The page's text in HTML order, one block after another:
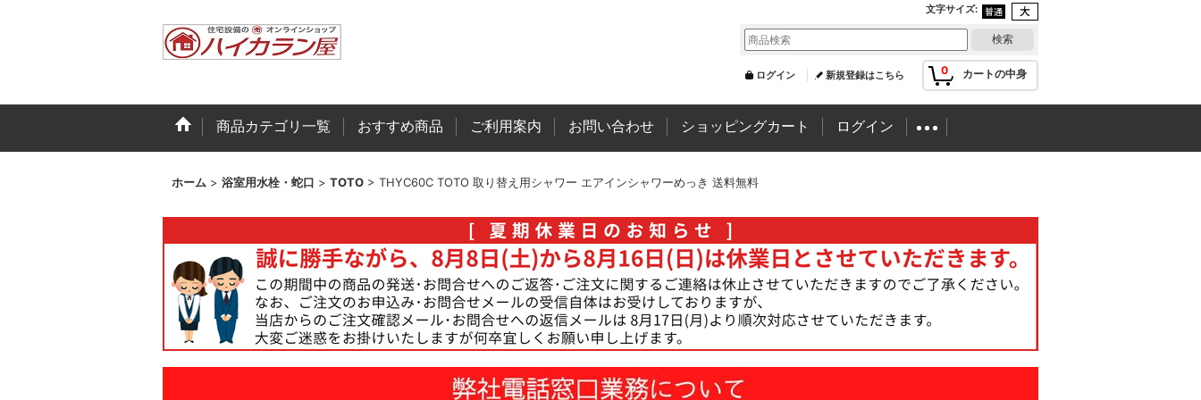
文字サイズ:
0 カートの中身
ログイン 新規登録はこちら
商品カテゴリ一覧 おすすめ商品 ご利用案内 お問い合わせ ショッピングカート ログイン
ホーム > 浴室用水栓・蛇口 > TOTO > THYC60C TOTO 取り替え用シャワー エアインシャワーめっき 送料無料